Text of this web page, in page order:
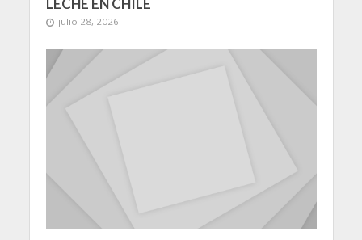
LECHE EN CHILE
julio 28, 2026